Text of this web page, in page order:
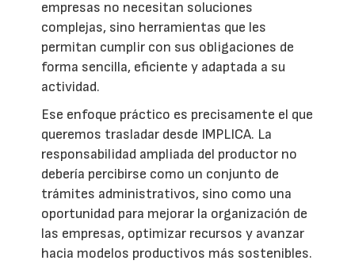
empresas no necesitan soluciones
complejas, sino herramientas que les
permitan cumplir con sus obligaciones de
forma sencilla, eficiente y adaptada a su
actividad.
Ese enfoque práctico es precisamente el que
queremos trasladar desde IMPLICA. La
responsabilidad ampliada del productor no
debería percibirse como un conjunto de
trámites administrativos, sino como una
oportunidad para mejorar la organización de
las empresas, optimizar recursos y avanzar
hacia modelos productivos más sostenibles.